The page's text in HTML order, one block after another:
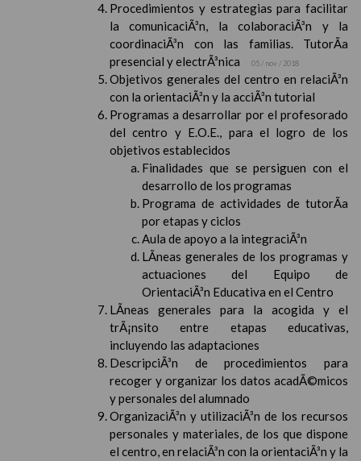
Procedimientos y estrategias para facilitar
la comunicaciÃ³n, la colaboraciÃ³n y la
coordinaciÃ³n con las familias. TutorÃ­a
presencial y electrÃ³nica
05 / nov / 2018
Objetivos generales del centro en relaciÃ³n
con la orientaciÃ³n y la acciÃ³n tutorial
Programas a desarrollar por el profesorado
del centro y E.O.E., para el logro de los
objetivos establecidos
Finalidades que se persiguen con el
desarrollo de los programas
Programa de actividades de tutorÃ­a
por etapas y ciclos
Aula de apoyo a la integraciÃ³n
LÃ­neas generales de los programas y
actuaciones del Equipo de
OrientaciÃ³n Educativa en el Centro
LÃ­neas generales para la acogida y el
trÃ¡nsito entre etapas educativas,
incluyendo las adaptaciones
DescripciÃ³n de procedimientos para
recoger y organizar los datos acadÃ©micos
y personales del alumnado
OrganizaciÃ³n y utilizaciÃ³n de los recursos
personales y materiales, de los que dispone
el centro, en relaciÃ³n con la orientaciÃ³n y la